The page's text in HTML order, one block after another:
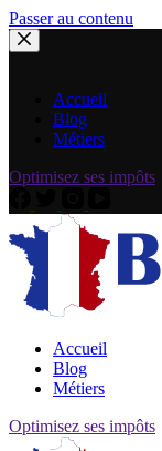
Passer au contenu
Accueil
Blog
Métiers
Optimisez ses impôts
Accueil
Blog
Métiers
Optimisez ses impôts